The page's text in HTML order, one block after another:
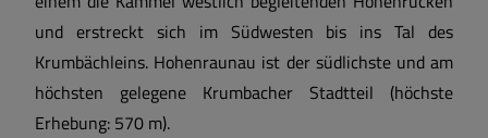
und erstreckt sich im Südwesten bis ins Tal des
Krumbächleins. Hohenraunau ist der südlichste und am
höchsten gelegene Krumbacher Stadtteil (höchste
Erhebung: 570 m).